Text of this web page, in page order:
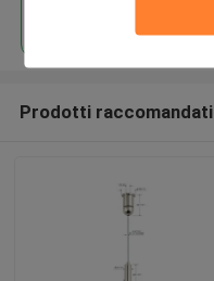
Prodotti raccomandati